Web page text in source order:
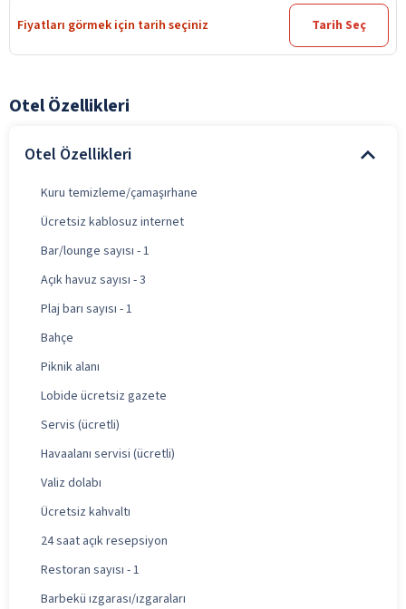
Fiyatları görmek için tarih seçiniz Tarih Seç
Otel Özellikleri
Otel Özellikleri
Kuru temizleme/çamaşırhane
Ücretsiz kablosuz internet
Bar/lounge sayısı - 1
Açık havuz sayısı - 3
Plaj barı sayısı - 1
Bahçe
Piknik alanı
Lobide ücretsiz gazete
Servis (ücretli)
Havaalanı servisi (ücretli)
Valiz dolabı
Ücretsiz kahvaltı
24 saat açık resepsiyon
Restoran sayısı - 1
Barbekü ızgarası/ızgaraları